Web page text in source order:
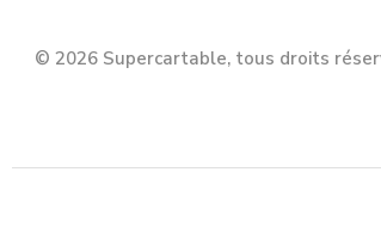
© 2026 Supercartable, tous droits